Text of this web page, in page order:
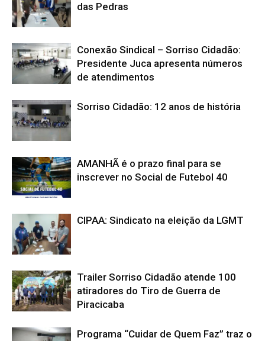
das Pedras
Conexão Sindical – Sorriso Cidadão:
Presidente Juca apresenta números
de atendimentos
Sorriso Cidadão: 12 anos de história
AMANHÃ é o prazo final para se
inscrever no Social de Futebol 40
CIPAA: Sindicato na eleição da LGMT
Trailer Sorriso Cidadão atende 100
atiradores do Tiro de Guerra de
Piracicaba
Programa “Cuidar de Quem Faz” traz o